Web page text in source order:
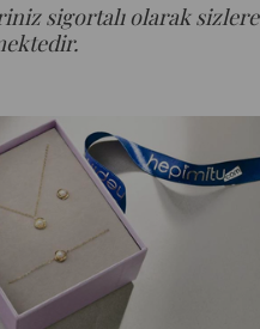
sigortalı olarak sizlere